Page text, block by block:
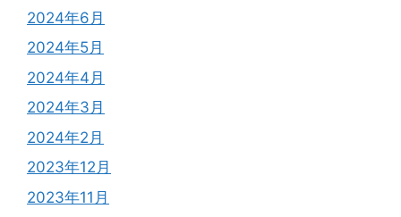
2024年6月
2024年5月
2024年4月
2024年3月
2024年2月
2023年12月
2023年11月